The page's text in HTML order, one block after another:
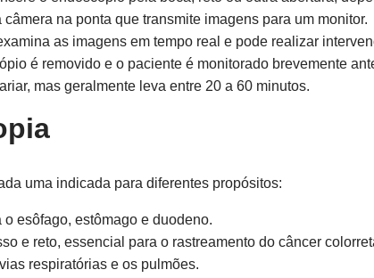
na ponta que transmite imagens para um monitor.
as imagens em tempo real e pode realizar
é removido e o paciente é monitorado brevemente
mas geralmente leva entre 20 a 60 minutos.
uma indicada para diferentes propósitos:
o esôfago, estômago e duodeno.
e reto, essencial para o rastreamento do câncer
respiratórias e os pulmões.